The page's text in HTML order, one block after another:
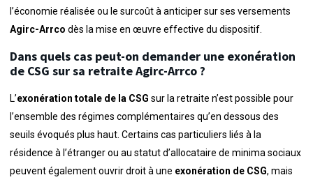
l’économie réalisée ou le surcoût à anticiper sur ses versements
Agirc-Arrco dès la mise en œuvre effective du dispositif.
Dans quels cas peut-on demander une exonération
de CSG sur sa retraite Agirc-Arrco ?
L’exonération totale de la CSG sur la retraite n’est possible pour
l’ensemble des régimes complémentaires qu’en dessous des
seuils évoqués plus haut. Certains cas particuliers liés à la
résidence à l’étranger ou au statut d’allocataire de minima sociaux
peuvent également ouvrir droit à une exonération de CSG, mais